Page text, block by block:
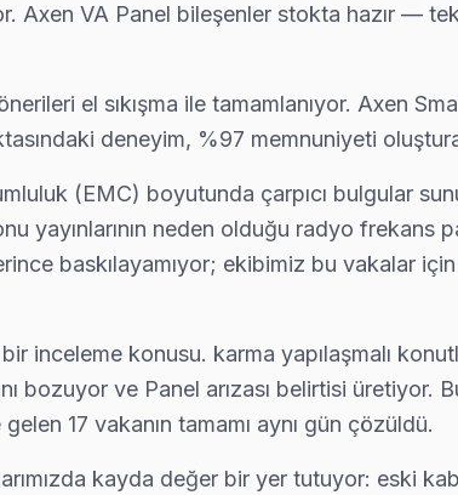
onarımı ve yazılım güncellemelerinde Çatalca'nın
garanti, aynı gün servis. Çatalca bölgesinde 6 ay işçilik
WhatsApp veya web formundan — ekibimiz 90
Axen VA Panel bileşenler stokta hazır —
el sıkışma ile tamamlanıyor. Axen
deneyim, %97 memnuniyeti
(EMC) boyutunda çarpıcı bulgular
yayınlarının neden olduğu radyo frekans
baskılayamıyor; ekibimiz bu vakalar
inceleme konusu. karma yapılaşmalı
bozuyor ve Panel arızası belirtisi
17 vakanın tamamı aynı gün çözüldü.
kayda değer bir yer tutuyor: eski